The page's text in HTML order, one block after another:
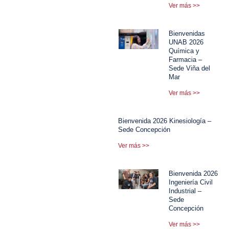
Ver más >>
Bienvenidas
UNAB 2026
Química y
Farmacia –
Sede Viña del
Mar
Ver más >>
Bienvenida 2026 Kinesiología –
Sede Concepción
Ver más >>
Bienvenida 2026
Ingeniería Civil
Industrial –
Sede
Concepción
Ver más >>